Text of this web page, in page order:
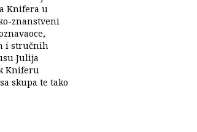
Knifera u
znanstveni
i stručnih
Julija
Kniferu
skupa te tako